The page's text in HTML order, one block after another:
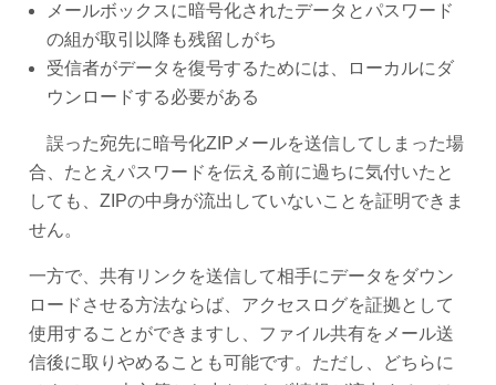
メールボックスに暗号化されたデータとパスワード
の組が取引以降も残留しがち
受信者がデータを復号するためには、ローカルにダ
ウンロードする必要がある
誤った宛先に暗号化ZIPメールを送信してしまった場
合、たとえパスワードを伝える前に過ちに気付いたと
しても、ZIPの中身が流出していないことを証明できま
せん。
一方で、共有リンクを送信して相手にデータをダウン
ロードさせる方法ならば、アクセスログを証拠として
使用することができますし、ファイル共有をメール送
信後に取りやめることも可能です。ただし、どちらに